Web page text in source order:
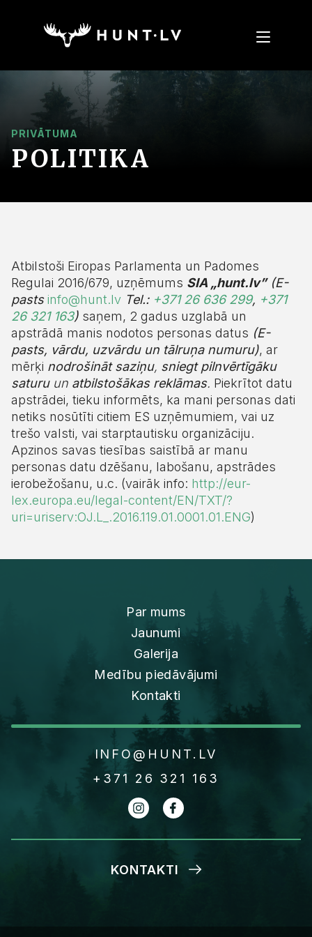
PRIVĀTUMA
POLITIKA
Atbilstoši Eiropas Parlamenta un Padomes
Regulai 2016/679, uzņēmums SIA „hunt.lv”(E-
pastsinfo@hunt.lv Tel.: +371 26 636 299, +371
26 321 163) saņem, 2 gadus uzglabā un
apstrādā manis nodotos personas datus (E-
pasts, vārdu, uzvārdu un tālruņa numuru), ar
mērķi nodrošināt saziņu, sniegt pilnvērtīgāku
saturuun atbilstošākas reklāmas. Piekrītot datu
apstrādei, tieku informēts, ka mani personas dati
netiks nosūtīti citiem ES uzņēmumiem, vai uz
trešo valsti, vai starptautisku organizāciju.
Apzinos savas tiesības saistībā ar manu
personas datu dzēšanu, labošanu, apstrādes
ierobežošanu, u.c. (vairāk info: http://eur-
lex.europa.eu/legal-content/EN/TXT/?
uri=uriserv:OJ.L_.2016.119.01.0001.01.ENG)
INFO@HUNT.LV
+371 26 321 163
KONTAKTI
Par mums
Jaunumi
Galerija
Medību piedāvājumi
Kontakti